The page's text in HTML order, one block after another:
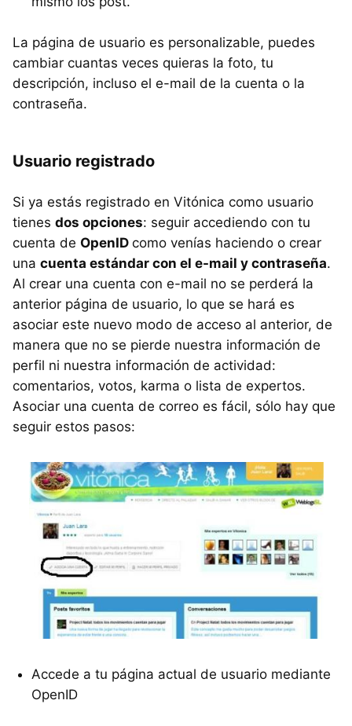
La página de usuario es personalizable, puedes
cambiar cuantas veces quieras la foto, tu
descripción, incluso el e-mail de la cuenta o la
contraseña.
Usuario registrado
Si ya estás registrado en Vitónica como usuario
tienes dos opciones: seguir accediendo con tu
cuenta de OpenID como venías haciendo o crear
una cuenta estándar con el e-mail y contraseña.
Al crear una cuenta con e-mail no se perderá la
anterior página de usuario, lo que se hará es
asociar este nuevo modo de acceso al anterior, de
manera que no se pierde nuestra información de
perfil ni nuestra información de actividad:
comentarios, votos, karma o lista de expertos.
Asociar una cuenta de correo es fácil, sólo hay que
seguir estos pasos:
Accede a tu página actual de usuario mediante
OpenID